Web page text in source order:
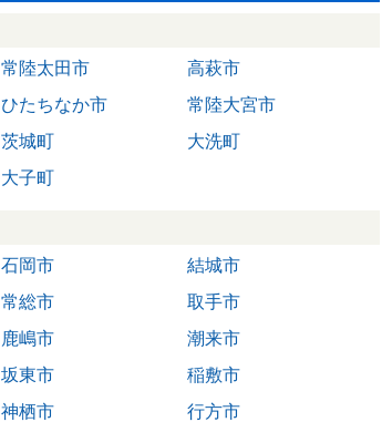
常陸太田市
高萩市
ひたちなか市
常陸大宮市
茨城町
大洗町
大子町
石岡市
結城市
常総市
取手市
鹿嶋市
潮来市
坂東市
稲敷市
神栖市
行方市